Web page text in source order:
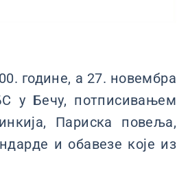
године, а 27. новембра
у Бечу, потписивањем
Париска повеља,
и обавезе које из